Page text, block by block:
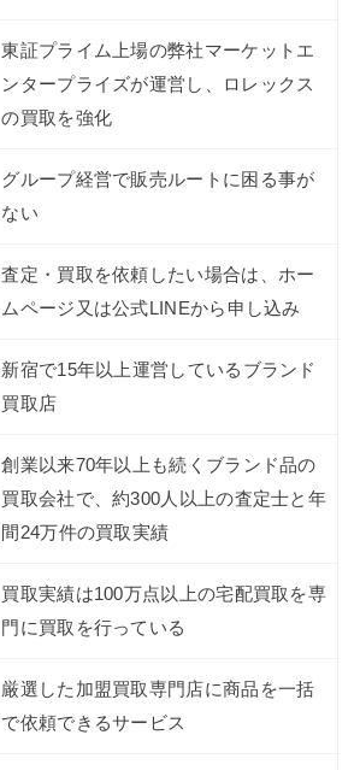
東証プライム上場の弊社マーケットエ
ンタープライズが運営し、ロレックス
の買取を強化
グループ経営で販売ルートに困る事が
ない
査定・買取を依頼したい場合は、ホー
ムページ又は公式LINEから申し込み
新宿で15年以上運営しているブランド
買取店
創業以来70年以上も続くブランド品の
買取会社で、約300人以上の査定士と年
間24万件の買取実績
買取実績は100万点以上の宅配買取を専
門に買取を行っている
厳選した加盟買取専門店に商品を一括
で依頼できるサービス